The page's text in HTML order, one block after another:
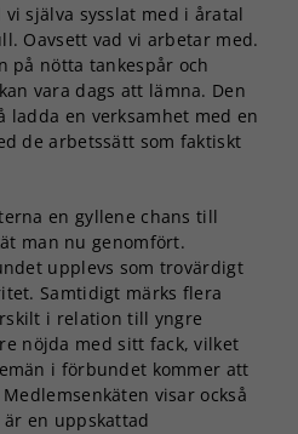
vi själva sysslat med i åratal
Oavsett vad vi arbetar med.
på nötta tankespår och
vara dags att lämna. Den
ladda en verksamhet med en
de arbetssätt som faktiskt
en gyllene chans till
man nu genomfört.
upplevs som trovärdigt
Samtidigt märks flera
i relation till yngre
nöjda med sitt fack, vilket
i förbundet kommer att
visar också
en uppskattad